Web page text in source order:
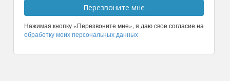
Нажимая кнопку «Перезвоните мне», я даю свое согласие на
обработку моих персональных данных